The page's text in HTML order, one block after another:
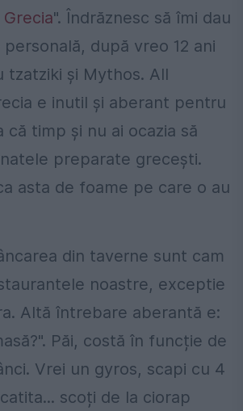
". Îndrăznesc să îmi dau
după vreo 12 ani
tzatziki și Mythos. All
e inutil și aberant pentru
că timp și nu ai ocazia să
preparate grecești.
asta de foame pe care o au
din taverne sunt cam
noastre, exceptie
Altă întrebare aberantă e:
Păi, costă în funcție de
Vrei un gyros, scapi cu 4
scoți de la ciorap